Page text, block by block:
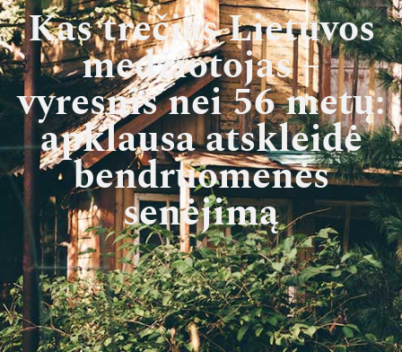
Kas trečias Lietuvos
medžiotojas –
vyresnis nei 56 metų:
apklausa atskleidė
bendruomenės
senėjimą